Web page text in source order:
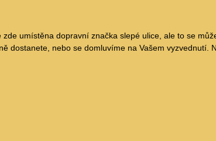
umístěna dopravní značka slepé ulice, ale to se
dostanete, nebo se domluvíme na Vašem vyzvednutí.